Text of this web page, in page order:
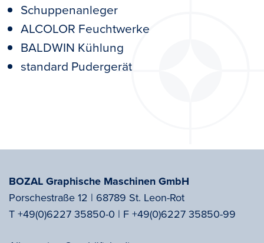
Schuppenanleger
ALCOLOR Feuchtwerke
BALDWIN Kühlung
standard Pudergerät
BOZAL Graphische Maschinen GmbH
Porschestraße 12 | 68789 St. Leon-Rot
T +49(0)6227 35850-0 | F +49(0)6227 35850-99